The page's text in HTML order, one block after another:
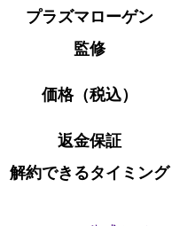
プラズマローゲン
監修
価格（税込）
返金保証
解約できるタイミング